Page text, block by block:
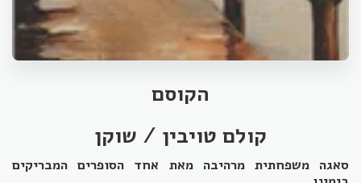
הקוסם
קולם טויבין / שוקן
סאגה משפחתית מרהיבה מאת אחד הסופרים המבריקים